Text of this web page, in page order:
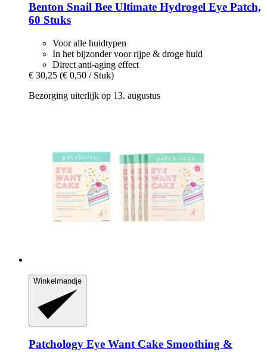
Benton Snail Bee Ultimate Hydrogel Eye Patch,
60 Stuks
Voor alle huidtypen
In het bijzonder voor rijpe & droge huid
Direct anti-aging effect
€ 30,25 (€ 0,50 / Stuk)
Bezorging uiterlijk op 13. augustus
Winkelmandje
Patchology Eye Want Cake Smoothing &